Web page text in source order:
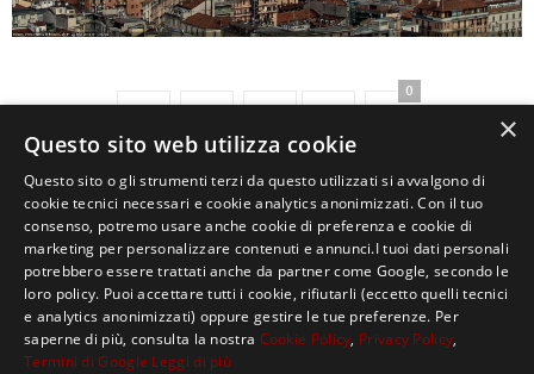
0
×
Questo sito web utilizza cookie
Questo sito o gli strumenti terzi da questo utilizzati si avvalgono di
cookie tecnici necessari e cookie analytics anonimizzati. Con il tuo
consenso, potremo usare anche cookie di preferenza e cookie di
marketing per personalizzare contenuti e annunci.I tuoi dati personali
potrebbero essere trattati anche da partner come Google, secondo le
loro policy. Puoi accettare tutti i cookie, rifiutarli (eccetto quelli tecnici
e analytics anonimizzati) oppure gestire le tue preferenze. Per
saperne di più, consulta la nostra Cookie Policy, Privacy Policy,
Termini di Google Leggi di più